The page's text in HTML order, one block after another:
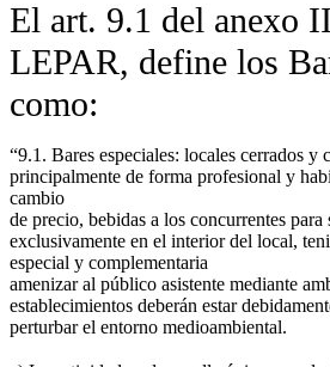
El art. 9.1 del anexo
LEPAR, define los
como:
“9.1. Bares especiales: locales cerrados y
principalmente de forma profesional y
cambio
de precio, bebidas a los concurrentes para
exclusivamente en el interior del local,
especial y complementaria
amenizar al público asistente mediante
establecimientos deberán estar
perturbar el entorno medioambiental.